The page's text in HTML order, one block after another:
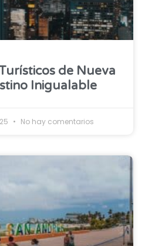
de Nueva
Inigualable
No hay comentarios